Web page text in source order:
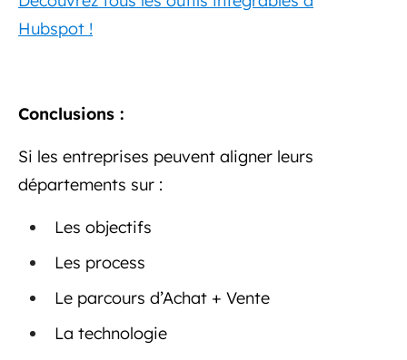
Hubspot !
Conclusions :
Si les entreprises peuvent aligner leurs
départements sur :
Les objectifs
Les process
Le parcours d’Achat + Vente
La technologie